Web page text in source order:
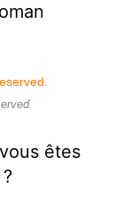
êtes